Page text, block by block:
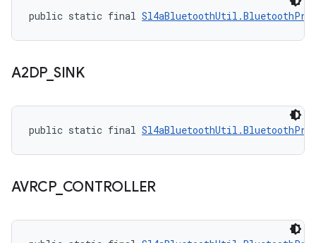
public static final
A2DP_ SINK
public static final
AVRCP_ CONTROLLER